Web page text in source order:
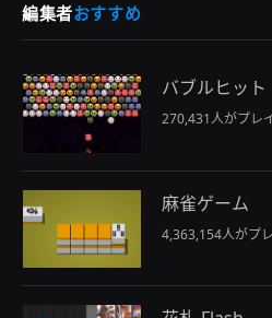
編集者おすすめ
バブルヒット
270,431人がプレ
麻雀ゲーム
4,363,154人がプ